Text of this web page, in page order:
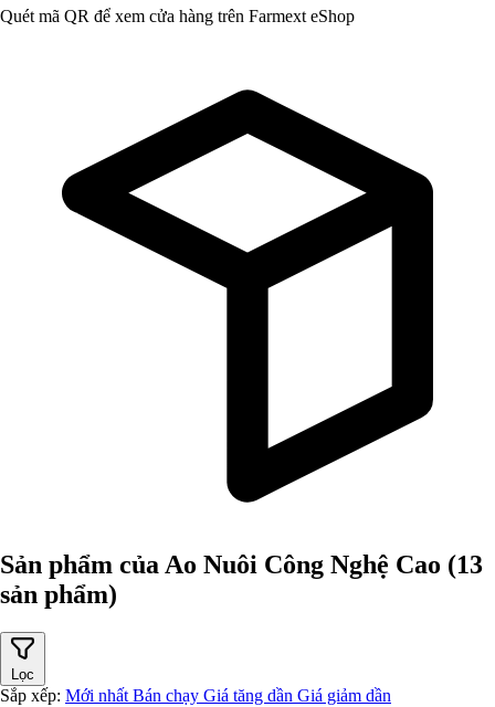
Quét mã QR để xem cửa hàng trên Farmext eShop
Sản phẩm của Ao Nuôi Công Nghệ Cao (13
sản phẩm)
Lọc
Sắp xếp: Mới nhất Bán chạy Giá tăng dần Giá giảm dần